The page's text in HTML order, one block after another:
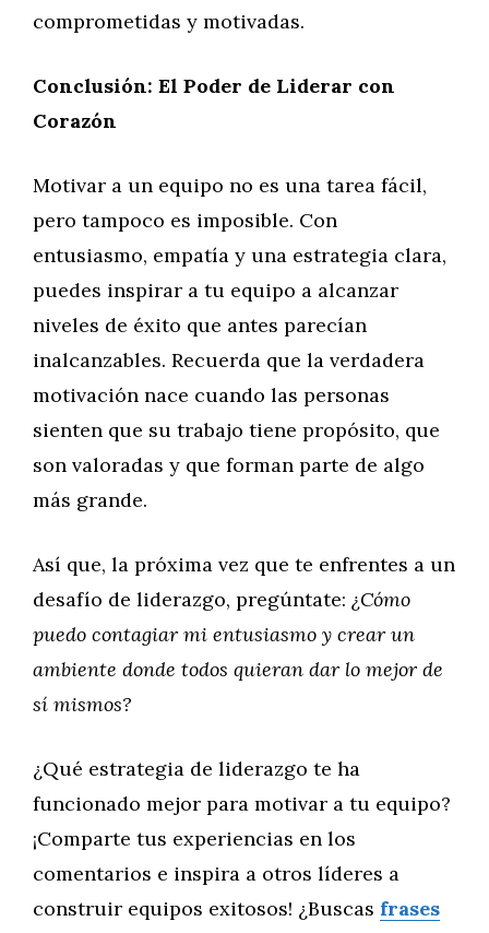
comprometidas y motivadas.
Conclusión: El Poder de Liderar con
Corazón
Motivar a un equipo no es una tarea fácil,
pero tampoco es imposible. Con
entusiasmo, empatía y una estrategia clara,
puedes inspirar a tu equipo a alcanzar
niveles de éxito que antes parecían
inalcanzables. Recuerda que la verdadera
motivación nace cuando las personas
sienten que su trabajo tiene propósito, que
son valoradas y que forman parte de algo
más grande.
Así que, la próxima vez que te enfrentes a un
desafío de liderazgo, pregúntate: ¿Cómo
puedo contagiar mi entusiasmo y crear un
ambiente donde todos quieran dar lo mejor de
sí mismos?
¿Qué estrategia de liderazgo te ha
funcionado mejor para motivar a tu equipo?
¡Comparte tus experiencias en los
comentarios e inspira a otros líderes a
construir equipos exitosos! ¿Buscas frases